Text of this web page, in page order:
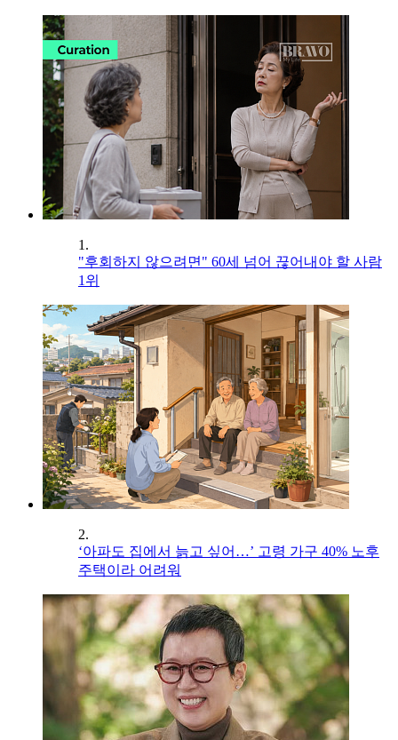
1.
"후회하지 않으려면" 60세 넘어 끊어내야 할 사람
1위
2.
‘아파도 집에서 늙고 싶어…’ 고령 가구 40% 노후
주택이라 어려워